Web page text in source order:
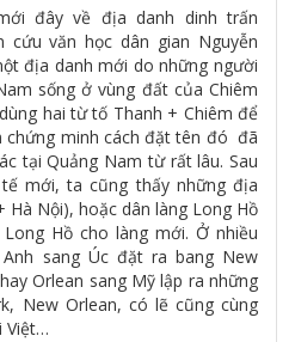
đây về địa danh dinh trấn
cứu văn học dân gian Nguyễn
địa danh mới do những người
sống ở vùng đất của Chiêm
hai từ tố Thanh + Chiêm để
chứng minh cách đặt tên đó đã
tại Quảng Nam từ rất lâu. Sau
mới, ta cũng thấy những địa
Hà Nội), hoặc dân làng Long Hồ
Hồ cho làng mới. Ở nhiều
sang Úc đặt ra bang New
Orlean sang Mỹ lập ra những
New Orlean, có lẽ cũng cùng
Việt…